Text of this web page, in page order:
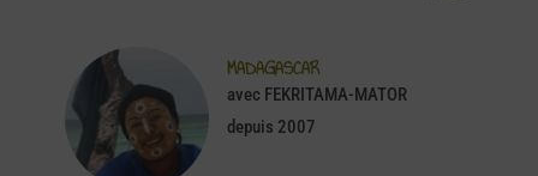
MADAGASCAR
avec FEKRITAMA-MATOR
depuis 2007